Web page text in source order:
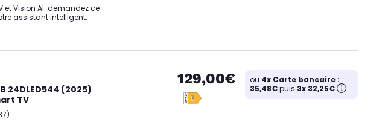
et Vision AI: demandez ce
assistant intelligent.
24DLED544 (2025)
TV
129,00€ ou 4x Carte bancaire :
35,48€puis 3x 32,25€